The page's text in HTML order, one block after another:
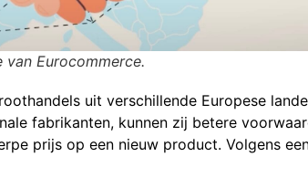
van Eurocommerce.
uit verschillende Europese
fabrikanten, kunnen zij betere
prijs op een nieuw product. Volgens